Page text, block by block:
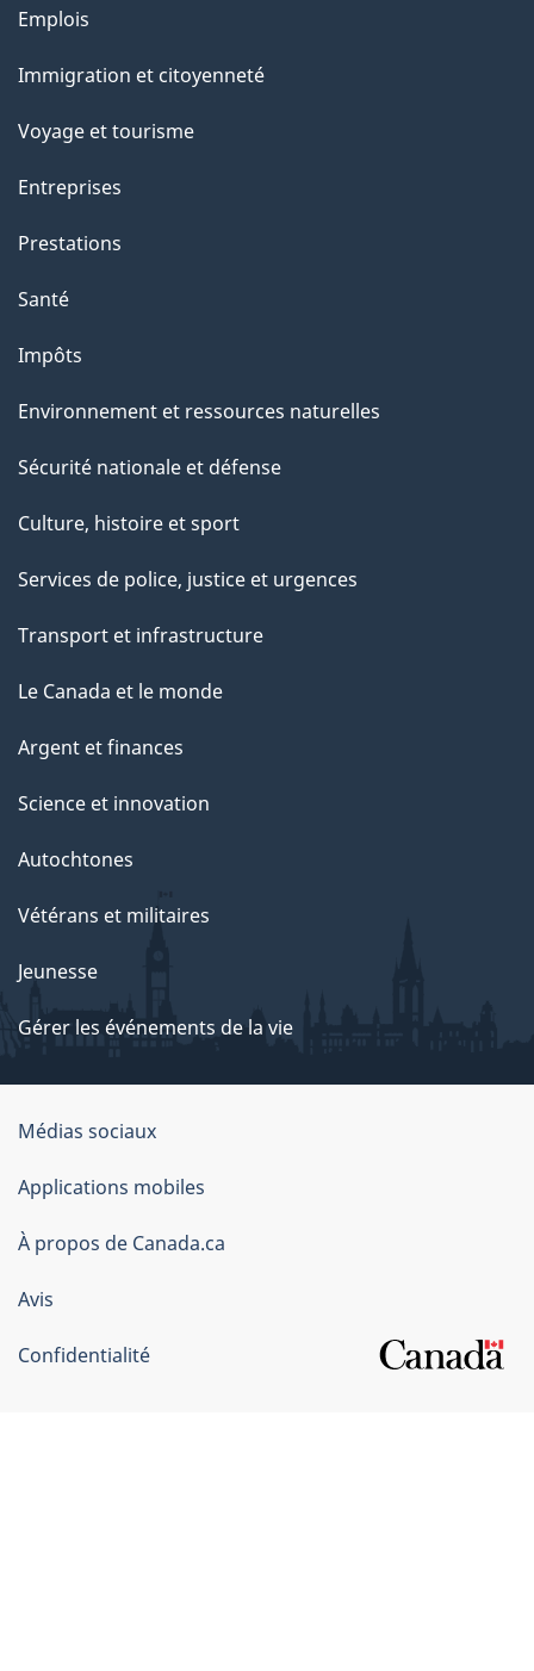
l
a
a
g
"
Thèmes
sujets
Emplois
Immigration et citoyenneté
Voyage et tourisme
Entreprises
Prestations
Santé
Impôts
Environnement et ressources naturelles
Sécurité nationale et défense
Culture, histoire et sport
Services de police, justice et urgences
Transport et infrastructure
Le Canada et le monde
Argent et finances
Science et innovation
Autochtones
Vétérans et militaires
Jeunesse
Gérer les événements de la vie
Organisation
du
gouvernement
du
Canada
Médias sociaux
Applications mobiles
À propos de Canada.ca
Avis
Confidentialité